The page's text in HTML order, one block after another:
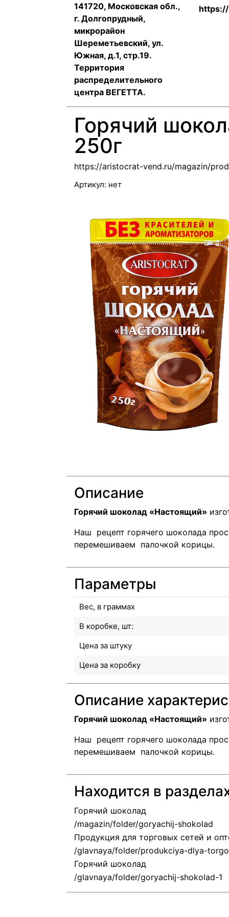
141720, Московская обл.,
г. Долгопрудный,
микрорайон
Шереметьевский, ул.
Южная, д.1, стр.19.
Территория
распределительного
центра ВЕГЕТТА.
Горячий
250г
https://aristocrat-vend.ru/magazin/
Артикул: нет
Описание
Горячий шоколад «Настоящий»
Наш рецепт горячего шоколада
перемешиваем палочкой корицы.
Параметры
Вес, в граммах
В коробке, шт:
Цена за штуку
Цена за коробку
Описание
Горячий шоколад «Настоящий»
Наш рецепт горячего шоколада
перемешиваем палочкой корицы.
Находится в
Горячий шоколад
Продукция для торговых сетей и
Горячий шоколад